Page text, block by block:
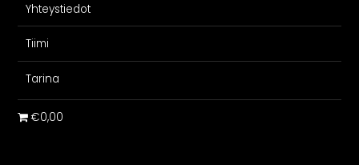
Yhteystiedot
Tiimi
Tarina
€0,00